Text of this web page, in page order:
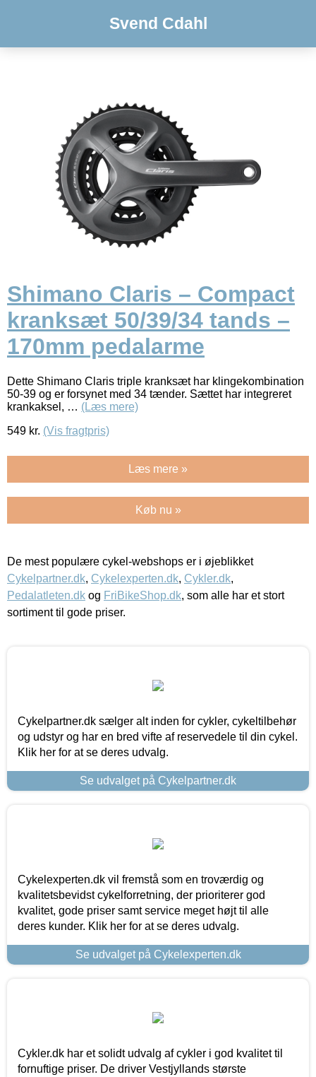
Svend Cdahl
Shimano Claris – Compact
kranksæt 50/39/34 tands –
170mm pedalarme
Dette Shimano Claris triple kranksæt har klingekombination
50-39 og er forsynet med 34 tænder. Sættet har integreret
krankaksel, … (Læs mere)
549 kr. (Vis fragtpris)
Læs mere »
Køb nu »
De mest populære cykel-webshops er i øjeblikket
Cykelpartner.dk, Cykelexperten.dk, Cykler.dk,
Pedalatleten.dk og FriBikeShop.dk, som alle har et stort
sortiment til gode priser.
Cykelpartner.dk sælger alt inden for cykler, cykeltilbehør
og udstyr og har en bred vifte af reservedele til din cykel.
Klik her for at se deres udvalg.
Se udvalget på Cykelpartner.dk
Cykelexperten.dk vil fremstå som en troværdig og
kvalitetsbevidst cykelforretning, der prioriterer god
kvalitet, gode priser samt service meget højt til alle
deres kunder. Klik her for at se deres udvalg.
Se udvalget på Cykelexperten.dk
Cykler.dk har et solidt udvalg af cykler i god kvalitet til
fornuftige priser. De driver Vestjyllands største